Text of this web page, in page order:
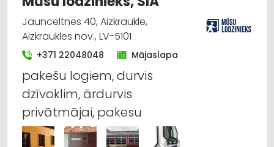
Jaunceltnes 40, Aizkraukle,
Aizkraukles nov., LV-5101
+371 22048048 Mājaslapa
pakešu logiem, durvis
dzīvoklim, ārdurvis
privātmājai, pakesu